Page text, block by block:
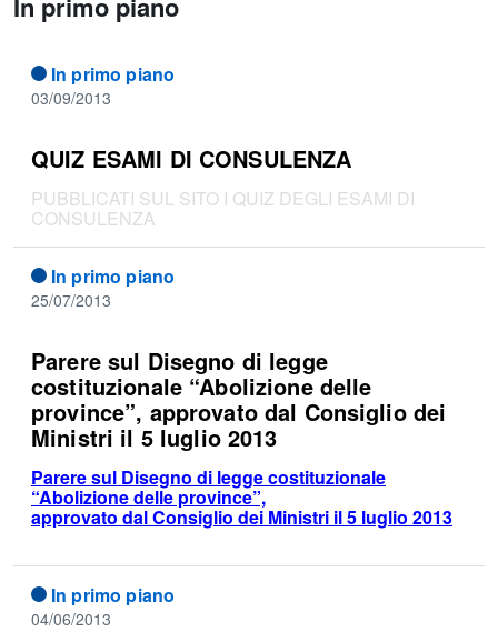
In primo piano
03/09/2013
QUIZ ESAMI DI CONSULENZA
PUBBLICATI SUL SITO I QUIZ DEGLI ESAMI DI
CONSULENZA
In primo piano
25/07/2013
Parere sul Disegno di legge
costituzionale “Abolizione delle
province”, approvato dal Consiglio dei
Ministri il 5 luglio 2013
Parere sul Disegno di legge costituzionale
“Abolizione delle province”,
approvato dal Consiglio dei Ministri il 5 luglio 2013
In primo piano
04/06/2013